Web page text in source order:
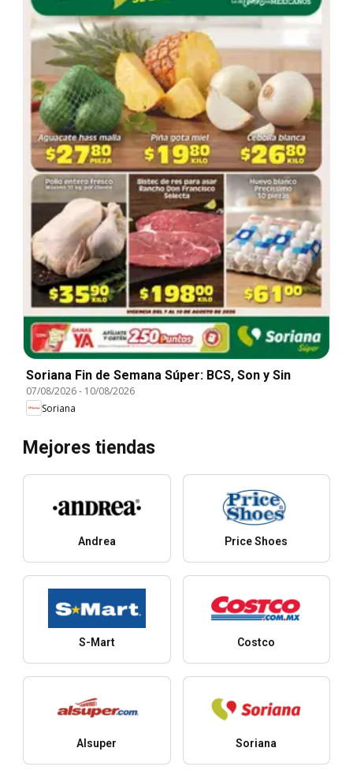
Soriana Fin de Semana Súper: BCS, Son y Sin
07/08/2026- 10/08/2026
Soriana
Mejores tiendas
Andrea Price Shoes
S-Mart Costco
Alsuper Soriana